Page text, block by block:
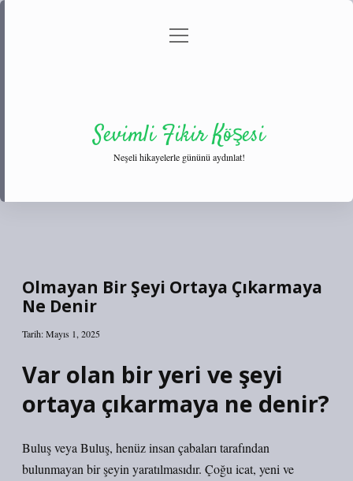
Gizlilik Politikası
menüyü
Sevimli Fikir Köşesi
Neşeli hikayelerle gününü aydınlat!
Olmayan Bir Şeyi Ortaya Çıkarmaya
Ne Denir
Tarih: Mayıs 1, 2025
Var olan bir yeri ve şeyi
ortaya çıkarmaya ne denir?
Buluş veya Buluş, henüz insan çabaları tarafından
bulunmayan bir şeyin yaratılmasıdır. Çoğu icat, yeni ve